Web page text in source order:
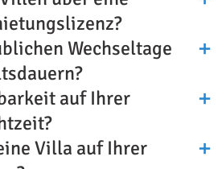
Wechseltage
auf Ihrer
Villa auf Ihrer